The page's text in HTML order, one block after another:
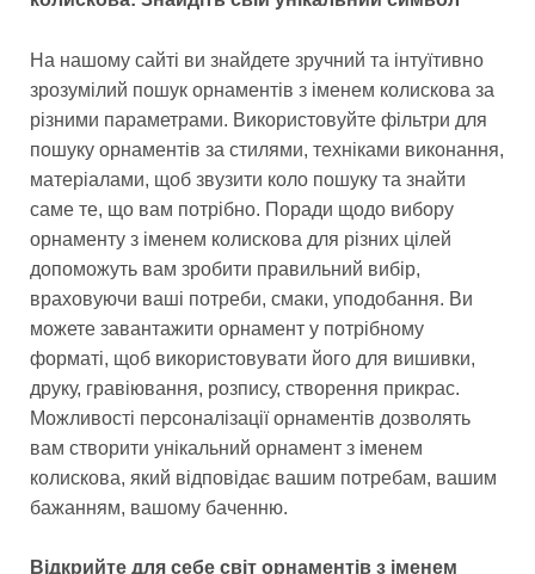
На нашому сайті ви знайдете зручний та інтуїтивно
зрозумілий пошук орнаментів з іменем колискова за
різними параметрами. Використовуйте фільтри для
пошуку орнаментів за стилями, техніками виконання,
матеріалами, щоб звузити коло пошуку та знайти
саме те, що вам потрібно. Поради щодо вибору
орнаменту з іменем колискова для різних цілей
допоможуть вам зробити правильний вибір,
враховуючи ваші потреби, смаки, уподобання. Ви
можете завантажити орнамент у потрібному
форматі, щоб використовувати його для вишивки,
друку, гравіювання, розпису, створення прикрас.
Можливості персоналізації орнаментів дозволять
вам створити унікальний орнамент з іменем
колискова, який відповідає вашим потребам, вашим
бажанням, вашому баченню.
Відкрийте для себе світ орнаментів з іменем